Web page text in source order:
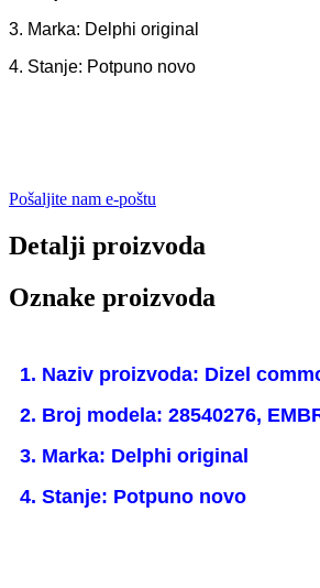
3. Marka: Delphi original
4. Stanje: Potpuno novo
Pošaljite nam e-poštu
Detalji proizvoda
Oznake proizvoda
1. Naziv proizvoda: Dizel
2. Broj modela: 28540276,
3. Marka: Delphi original
4. Stanje: Potpuno novo